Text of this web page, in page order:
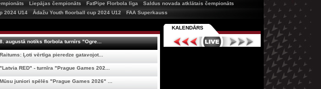
Liepājas čempionāts FatPipe Florbola līga
Saldus novada atklātais čempionāts
2024 U14 Ādažu Youth floorball cup 2024 U12 FAA Superkauss
8. augustā notiks florbola turnīrs "Ogre...
Raitums: Ļoti vērtīga pieredze gatavojot...
"Latvia RED" - turnīra "Prague Games 202...
Mūsu juniori spēlēs "Prague Games 2026" ...
KALENDĀRS